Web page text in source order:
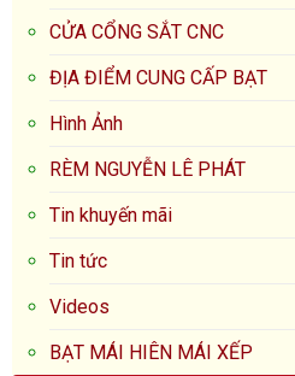
CỬA CỔNG SẮT CNC
ĐỊA ĐIỂM CUNG CẤP BẠT
Hình Ảnh
RÈM NGUYỄN LÊ PHÁT
Tin khuyến mãi
Tin tức
Videos
BẠT MÁI HIÊN MÁI XẾP